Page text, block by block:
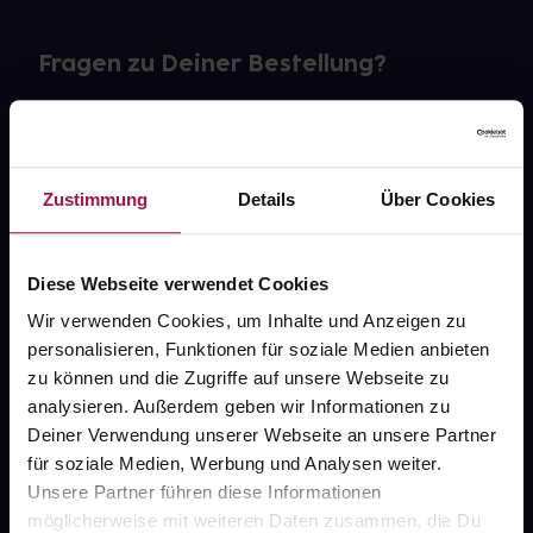
Zustimmung Details Über Cookies
Diese Webseite verwendet Cookies
Wir verwenden Cookies, um Inhalte und Anzeigen zu
personalisieren, Funktionen für soziale Medien anbieten
zu können und die Zugriffe auf unsere Webseite zu
analysieren. Außerdem geben wir Informationen zu
Deiner Verwendung unserer Webseite an unsere Partner
für soziale Medien, Werbung und Analysen weiter.
Unsere Partner führen diese Informationen
möglicherweise mit weiteren Daten zusammen, die Du
Fragen zu Deiner Bestellung?
gesund.de
Über uns
Karriere
Newsletter